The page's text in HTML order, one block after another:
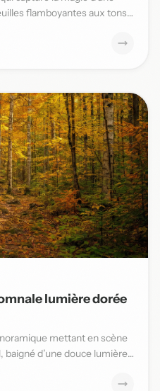
flamboyantes aux tons
lumière dorée
mettant en scène
d’une douce lumière